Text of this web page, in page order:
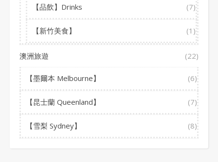
【品飲】Drinks (7)
【新竹美食】 (1)
澳洲旅遊 (22)
【墨爾本 Melbourne】 (6)
【昆士蘭 Queenland】 (7)
【雪梨 Sydney】 (8)